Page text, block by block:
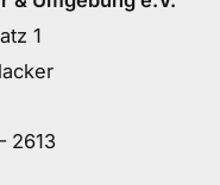
1
2613